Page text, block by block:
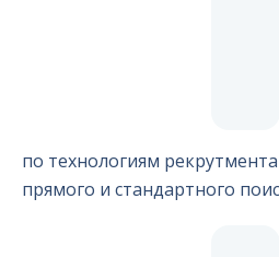
по технологиям
прямого и стандартного